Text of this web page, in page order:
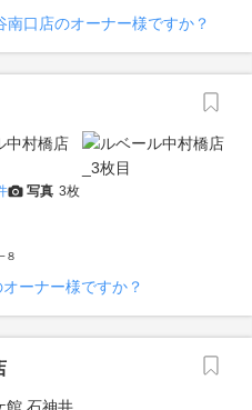
口店のオーナー様ですか？
写真 3枚
８
ーナー様ですか？